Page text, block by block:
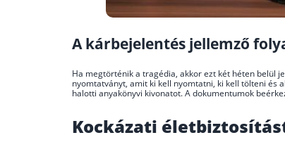
A kárbejelentés jellemző
Ha megtörténik a tragédia, akkor ezt két héten belül
nyomtatványt, amit ki kell nyomtatni, ki kell tölteni és
halotti anyakönyvi kivonatot. A dokumentumok
Kockázati